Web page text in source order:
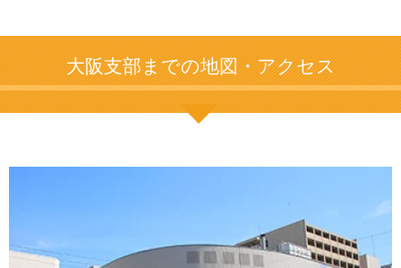
大阪支部までの地図・アクセス